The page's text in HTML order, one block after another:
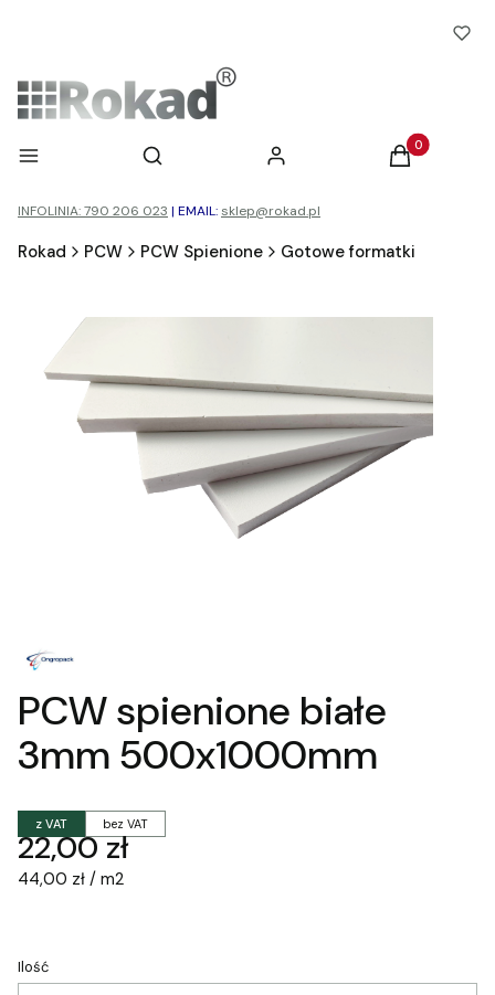
Menu Otwórz wyszukiwarkę
Szukaj Zaloguj się Produkty w
Koszyk
INFOLINIA: 790 206 023 | EMAIL: sklep@rokad.pl
Rokad PCW PCW Spienione Gotowe formatki
PCW spienione białe
3mm 500x1000mm
z VAT bez VAT
Cena
22,00 zł
44,00 zł / m2
Ilość